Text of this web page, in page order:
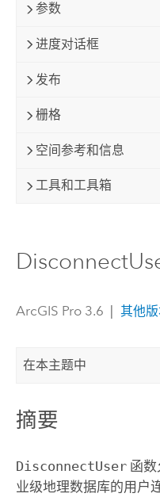
参数
进度对话框
发布
栅格
空间参考和信息
工具和工具箱
ArcGIS Pro 3.6 其他
在本主题中
摘要
DisconnectUser函数
业级地理数据库的用户